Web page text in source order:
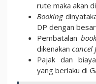
rute maka akan
Booking
DP dengan
Pembatalan
dikenakan cancel
Pajak dan
yang berlaku di